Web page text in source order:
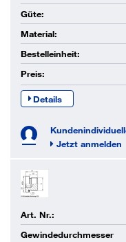
Güte:
Material:
Bestelleinheit:
Preis:
Details
Jetzt anmelden
Art. Nr.:
Gewindedurchmesser